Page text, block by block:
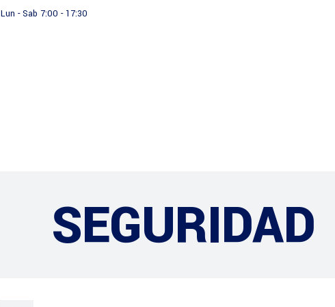
Lun - Sab 7:00 - 17:30
SEGURIDAD